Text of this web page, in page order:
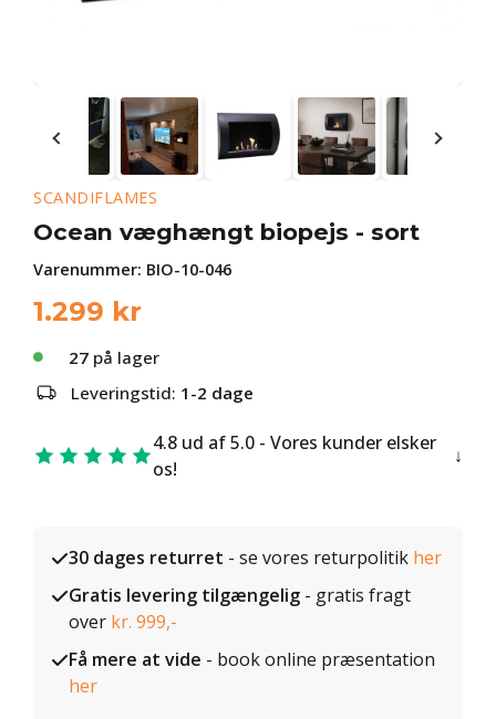
SCANDIFLAMES
Ocean væghængt biopejs - sort
Varenummer: BIO-10-046
1.299 kr
27 på lager
Leveringstid: 1-2 dage
4.8 ud af 5.0 - Vores kunder elsker
os!
30 dages returret - se vores returpolitik her
Gratis levering tilgængelig - gratis fragt
over kr. 999,-
Få mere at vide - book online præsentation
her